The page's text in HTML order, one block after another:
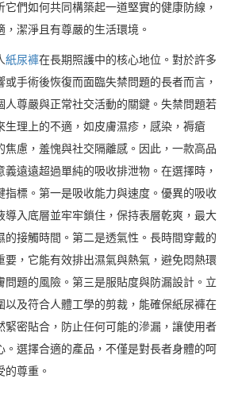
們如何共同構築起一道堅實的健康防線，
潔淨且有尊嚴的生活環境。
紙尿褲在長期照護中的核心地位。對於許多
或手術後恢復而面臨失禁問題的長者而言，
人尊嚴與正常社交活動的關鍵。失禁問題若
生理上的不適，如皮膚濕疹，感染，褥瘡
焦慮，羞愧與社交隔離感。因此，一款高品
遠遠超過單純的吸收排泄物。在選擇時，
指標。第一是吸收能力與速度。優異的吸收
導入底層並牢牢鎖住，保持表層乾爽，最大
的接觸時間。第二是透氣性。長時間穿戴的
要，它能有效排出濕氣與熱氣，避免悶熱環
問題的風險。第三是服貼度與防漏設計。立
以及符合人體工學的剪裁，能確保紙尿褲在
緊密貼合，防止任何可能的滲漏，讓使用者
。選擇合適的產品，不僅是對長者身體的呵
尊重。